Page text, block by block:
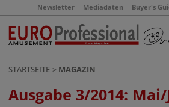
Newsletter Mediadaten Buyer's
STARTSEITE MAGAZIN
Ausgabe 3/2014: